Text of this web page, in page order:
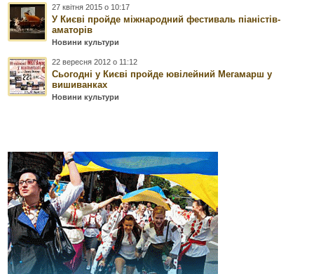
27 квітня 2015 о 10:17
У Києві пройде міжнародний фестиваль піаністів-
аматорів
Новини культури
22 вересня 2012 о 11:12
Сьогодні у Києві пройде ювілейний Мегамарш у
вишиванках
Новини культури